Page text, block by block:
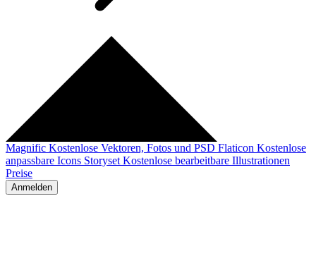
Magnific Kostenlose Vektoren, Fotos und PSD Flaticon Kostenlose
anpassbare Icons Storyset Kostenlose bearbeitbare Illustrationen
Preise
Anmelden